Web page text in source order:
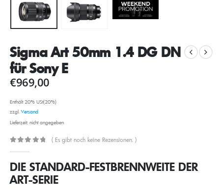
Sigma Art 50mm 1.4 DG DN
für Sony E
€969,00
Enthält 20% USt(20%)
zzgl.Versand
Lieferzeit: nicht angegeben
( Es gibt noch keine Rezensionen. )
DIE STANDARD-FESTBRENNWEITE DER
ART-SERIE